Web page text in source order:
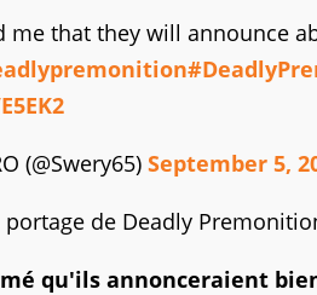
me that they will announce
(@Swery65) September 5,
de Deadly
qu'ils annonceraient